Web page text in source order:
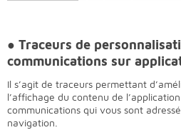
● Traceurs de
communications sur
Il s’agit de traceurs permettant
l’affichage du contenu de
communications qui vous sont
navigation.